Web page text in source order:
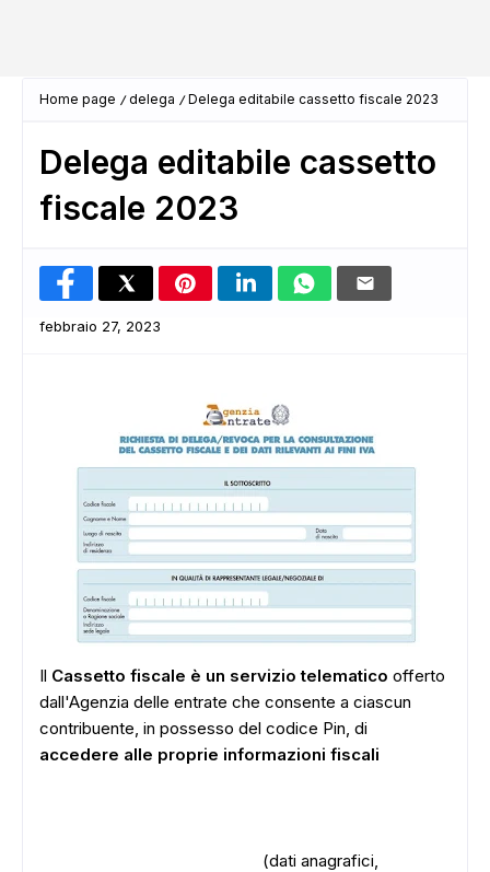
Home page delega Delega editabile cassetto fiscale 2023
Delega editabile cassetto
fiscale 2023
febbraio 27, 2023
Il Cassetto fiscale è un servizio telematico offerto
dall'Agenzia delle entrate che consente a ciascun
contribuente, in possesso del codice Pin, di
accedere alle proprie informazioni fiscali
(dati anagrafici,